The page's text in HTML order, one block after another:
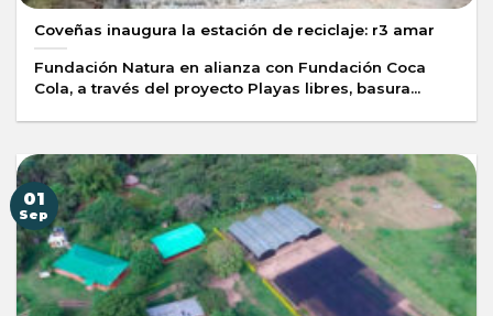
Coveñas inaugura la estación de reciclaje: r3 amar
Fundación Natura en alianza con Fundación Coca
Cola, a través del proyecto Playas libres, basura...
01
Sep